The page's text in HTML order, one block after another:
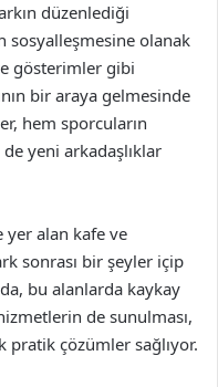
düzenlediği
sosyalleşmesine olanak
gösterimler gibi
bir araya gelmesinde
hem sporcuların
yeni arkadaşlıklar
yer alan kafe ve
sonrası bir şeyler içip
bu alanlarda kaykay
de sunulması,
pratik çözümler sağlıyor.